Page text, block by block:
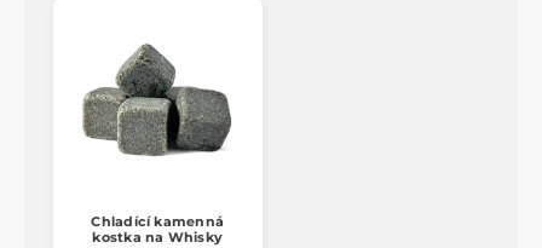
Chladící kamenná
kostka na Whisky